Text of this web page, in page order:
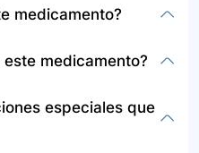
medicamento?
recubierta. La
o semanales.
antes de consumir
medicamento?
el alendronato se
elevados de calcio
especiales que